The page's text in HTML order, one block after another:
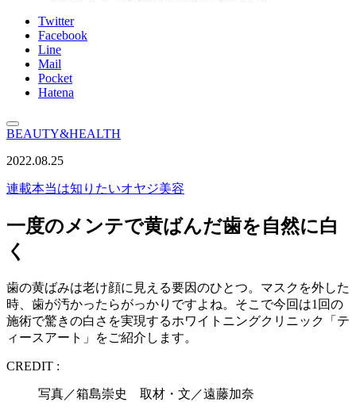
Twitter
Facebook
Line
Mail
Pocket
Hatena
BEAUTY&HEALTH
2022.08.25
連載本当は知りたいオヤジ美容
一度のメンテで黄ばんだ歯を自然に白
く
歯の黄ばみは老け顔に見える要因のひとつ。マスクを外した
時、歯が汚かったらがっかりですよね。そこで今回は1回の
施術で驚きの白さを実現するホワイトニングクリニック「テ
ィースアート」をご紹介します。
CREDIT :
写真／箱島崇史 取材・文／遠藤加奈